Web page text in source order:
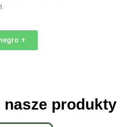
+
nasze produkty